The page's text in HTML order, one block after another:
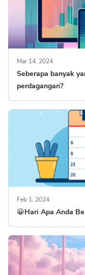
Mar 14, 2024
Seberapa banyak
perdagangan?
Feb 1, 2024
😀Hari Apa Anda